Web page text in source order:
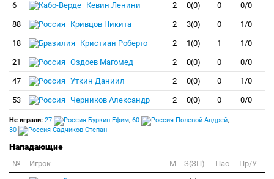
6 Кевин Ленини 2 0(0) 0 0/0
88 Кривцов Никита 2 3(0) 0 1/0
18 Кристиан Роберто 2 1(0) 1 1/0
21 Оздоев Магомед 2 0(0) 0 0/0
47 Уткин Даниил 2 0(0) 0 1/0
53 Черников Александр 2 0(0) 0 0/0
Не играли: 27 Буркин Ефим, 60 Полевой Андрей,
30
Садчиков Степан
Нападающие
№ Игрок M З(ЗП) Пас
Пр/У